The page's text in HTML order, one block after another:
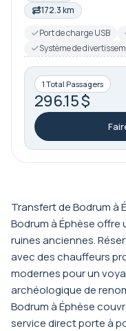
172.3 km
Port de charge USB
Système de
1 Total Passagers
296.15 $
Transfert de Bodrum à
Bodrum à Éphèse
ruines anciennes.
avec des chauffeurs
modernes pour un
archéologique de
Bodrum à Éphèse
service direct porte à